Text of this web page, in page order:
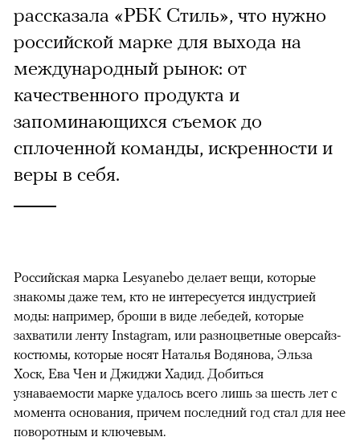
рассказала «РБК Стиль», что нужно
российской марке для выхода на
международный рынок: от
качественного продукта и
запоминающихся съемок до
сплоченной команды, искренности и
веры в себя.
Российская марка Lesyanebo делает вещи, которые
знакомы даже тем, кто не интересуется индустрией
моды: например, броши в виде лебедей, которые
захватили ленту Instagram, или разноцветные оверсайз-
костюмы, которые носят Наталья Водянова, Эльза
Хоск, Ева Чен и Джиджи Хадид. Добиться
узнаваемости марке удалось всего лишь за шесть лет с
момента основания, причем последний год стал для нее
поворотным и ключевым.